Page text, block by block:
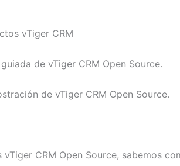
vTiger CRM
de vTiger CRM Open Source.
de vTiger CRM Open Source.
CRM Open Source, sabemos